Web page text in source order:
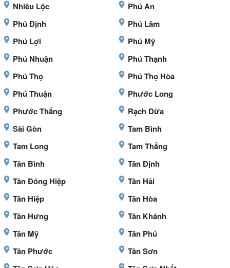
Nhiêu Lộc
Phú An
Phú Định
Phú Lâm
Phú Lợi
Phú Mỹ
Phú Nhuận
Phú Thạnh
Phú Thọ
Phú Thọ Hòa
Phú Thuận
Phước Long
Phước Thắng
Rạch Dừa
Sài Gòn
Tam Bình
Tam Long
Tam Thắng
Tân Bình
Tân Định
Tân Đông Hiệp
Tân Hải
Tân Hiệp
Tân Hòa
Tân Hưng
Tân Khánh
Tân Mỹ
Tân Phú
Tân Phước
Tân Sơn